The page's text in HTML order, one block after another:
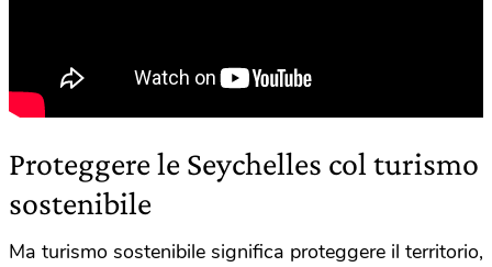
Proteggere le Seychelles col turismo
sostenibile
Ma turismo sostenibile significa proteggere il territorio,